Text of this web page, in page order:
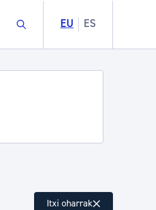
Buscar EU ES
Itxi oharrak